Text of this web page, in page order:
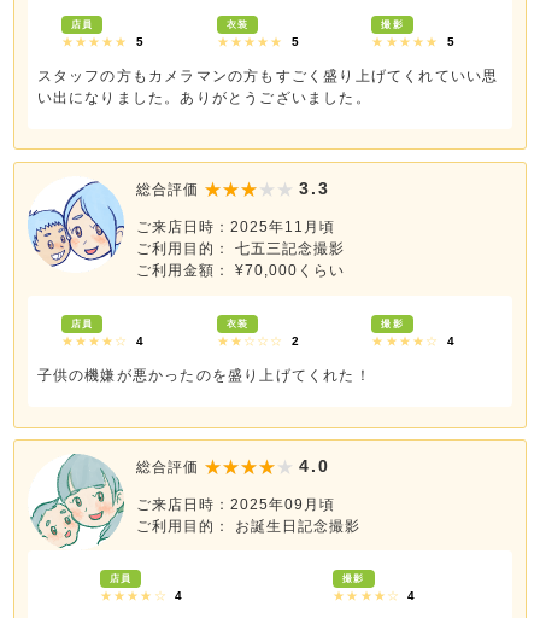
店員
★★★★★ 5
衣装
★★★★★ 5
撮影
★★★★★ 5
スタッフの方もカメラマンの方もすごく盛り上げてくれていい思
い出になりました。ありがとうございました。
総合評価 3.3
ご来店日時：2025年11月頃
ご利用目的： 七五三記念撮影
ご利用金額： ¥70,000くらい
店員
★★★★☆ 4
衣装
★★☆☆☆ 2
撮影
★★★★☆ 4
子供の機嫌が悪かったのを盛り上げてくれた！
総合評価 4.0
ご来店日時：2025年09月頃
ご利用目的： お誕生日記念撮影
店員
★★★★☆ 4
撮影
★★★★☆ 4